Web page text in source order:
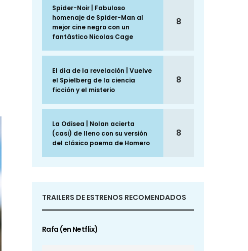
Spider-Noir | Fabuloso
homenaje de Spider-Man al
mejor cine negro con un
fantástico Nicolas Cage
8
El día de la revelación | Vuelve
el Spielberg de la ciencia
ficción y el misterio
8
La Odisea | Nolan acierta
(casi) de lleno con su versión
del clásico poema de Homero
8
TRAILERS DE ESTRENOS RECOMENDADOS
Rafa (en Netflix)